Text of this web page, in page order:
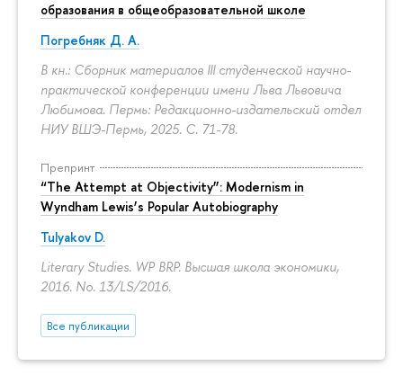
образования в общеобразовательной школе
Погребняк Д. А.
В кн.: Сборник материалов III студенческой научно-
практической конференции имени Льва Львовича
Любимова. Пермь: Редакционно-издательский отдел
НИУ ВШЭ-Пермь, 2025. С. 71-78.
Препринт
“The Attempt at Objectivity”: Modernism in
Wyndham Lewis’s Popular Autobiography
Tulyakov D.
Literary Studies. WP BRP. Высшая школа экономики,
2016. No. 13/LS/2016.
Все публикации